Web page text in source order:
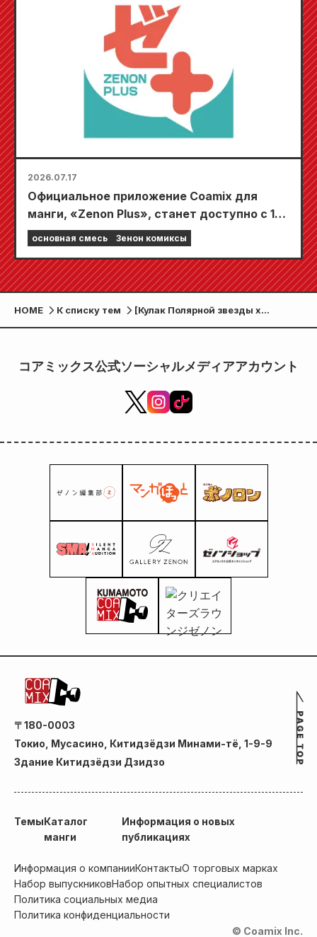
2026.07.17
Официальное приложение Coamix для
манги, «Zenon Plus», станет доступно с 17
июля! Оно наполнено функциями, которые
не дадут вам заскучать, включая
«Выберите свою первую бесплатную
главу» и «Ежедневные обновления»!
основная смесь Зенон комиксы
HOME К списку тем
[Кулак Полярной звезды x
Hardcore Chocolate] Сегодня в
вашу душу!!
コアミックス公式ソーシャルメディアアカウント
〒180-0003
Токио, Мусасино, Китидзёдзи Минами-тё, 1-9-9
Здание Китидзёдзи Дзидзо
ТемыКаталог
манги
Информация о новых
публикациях
Информация о компанииКонтактыО торговых марках
Набор выпускниковНабор опытных специалистов
Политика социальных медиа
Политика конфиденциальности
© Coamix Inc.